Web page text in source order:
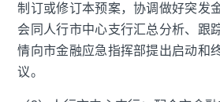
制订或修订本预案，协调做好突发
会同人行市中心支行汇总分析、跟
情向市金融应急指挥部提出启动和
议。